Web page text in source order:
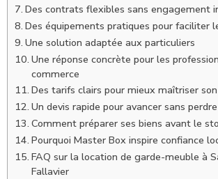
Des contrats flexibles sans engagement
Des équipements pratiques pour faciliter
Une solution adaptée aux particuliers
Une réponse concrète pour les
commerce
Des tarifs clairs pour mieux maîtriser
Un devis rapide pour avancer sans
Comment préparer ses biens avant le
Pourquoi Master Box inspire confiance
FAQ sur la location de garde-meuble à
Fallavier